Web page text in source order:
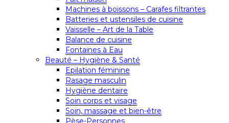
Machines à boissons – Carafes filtrantes
Batteries et ustensiles de cuisine
Vaisselle – Art de la Table
Balance de cuisine
Fontaines à Eau
Beauté – Hygiène & Santé
Epilation féminine
Rasage masculin
Hygiène dentaire
Soin corps et visage
Soin, massage et bien-être
Pèse-Personnes